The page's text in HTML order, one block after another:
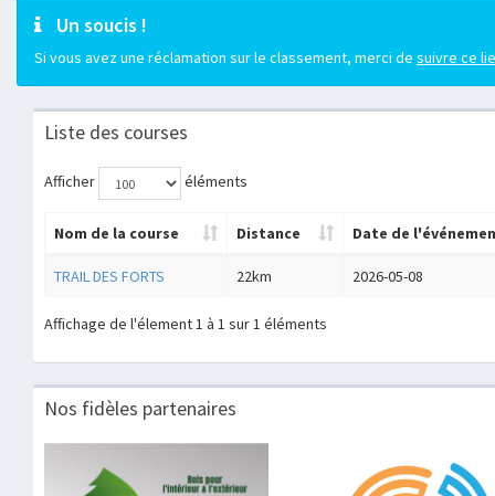
Un soucis !
Si vous avez une réclamation sur le classement, merci de suivre ce
Liste des courses
Afficher éléments
Nom de la course Distance Date de
TRAIL DES FORTS 22km 2026-05-08
Affichage de l'élement 1 à 1 sur 1 éléments
Nos fidèles partenaires